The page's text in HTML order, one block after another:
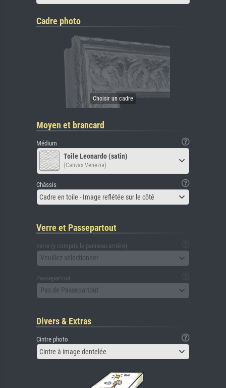
Cadre photo
Moyen et brancard
Médium
Toile Leonardo (satin)
(Canvas Venezia)
Châssis
Cadre en toile - Image reflétée sur le côté
Verre et Passepartout
verre (y compris le panneau arrière)
Veuillez sélectionner
Passepartout
Pas de Passepartout
Divers & Extras
Cintre photo
Cintre à image dentelée